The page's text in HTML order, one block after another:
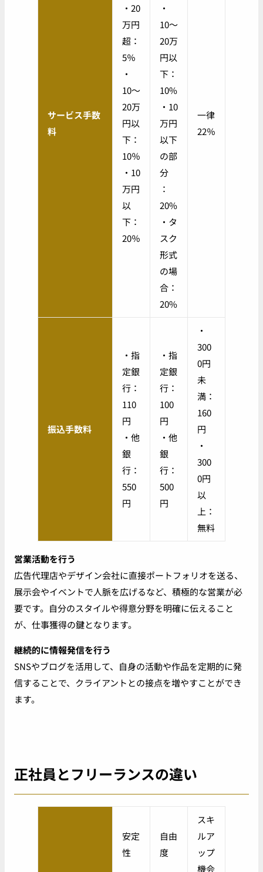
サービス手数
料
・20
万円
超：
5％
・
10〜
20万
円以
下：
10％
・10
万円
以
下：
20％
・
10〜
20万
円以
下：
10%
・10
万円
以下
の部
分
：
20%
・タ
スク
形式
の場
合：
20%
一律
22％
振込手数料
・指
定銀
行：
110
円
・他
銀
行：
550
円
・指
定銀
行：
100
円
・他
銀
行：
500
円
・
300
0円
未
満：
160
円
・
300
0円
以
上：
無料
営業活動を行う
広告代理店やデザイン会社に直接ポートフォリオを送る、
展示会やイベントで人脈を広げるなど、積極的な営業が必
要です。自分のスタイルや得意分野を明確に伝えること
が、仕事獲得の鍵となります。
継続的に情報発信を行う
SNSやブログを活用して、自身の活動や作品を定期的に発
信することで、クライアントとの接点を増やすことができ
ます。
正社員とフリーランスの違い
安定
性
自由
度
スキ
ルア
ップ
機会